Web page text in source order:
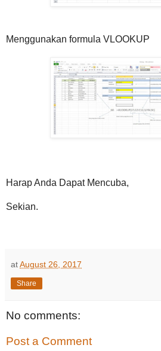
Menggunakan formula VLOOKUP
Harap Anda Dapat Mencuba,
Sekian.
atAugust 26, 2017
Share
No comments:
Post a Comment